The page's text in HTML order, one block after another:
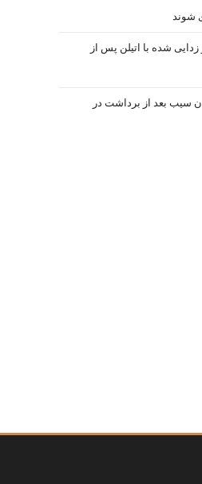
شوند
شده با اتیلن پس از
سیب بعد از برداشت در